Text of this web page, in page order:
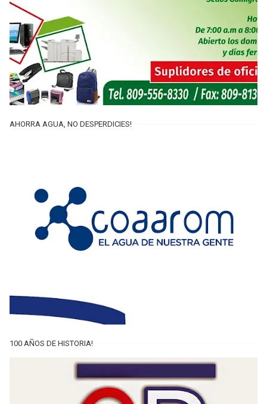
AHORRA AGUA, NO DESPERDICIES!
100 AÑOS DE HISTORIA!